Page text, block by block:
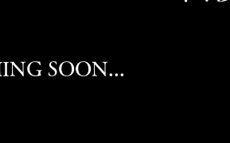
SOON...